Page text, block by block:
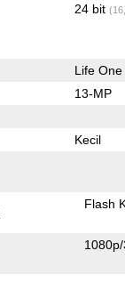
24 bit
Life One
13-MP
Kecil
Flash